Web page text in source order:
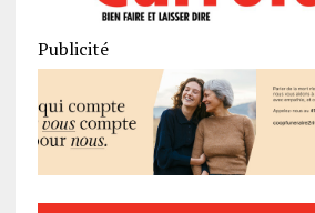
Publicité